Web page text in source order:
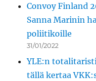
Convoy Finland
Sanna Marinin
poliitikoille
31/01/2022
YLE:n
tällä kertaa